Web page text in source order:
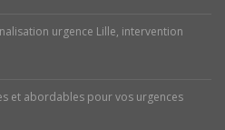
urgence Lille, intervention
et abordables pour vos urgences